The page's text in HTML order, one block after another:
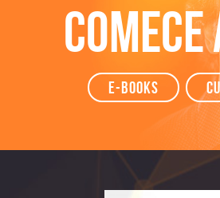
e-books